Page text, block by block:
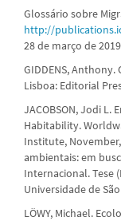
Glossário sobre
http://
28 de março de
GIDDENS,
Lisboa: Editorial
JACOBSON, Jodi L.
Habitability.
Institute, November,
ambientais: em
Internacional. Tese
Universidade de
LÖWY, Michael.